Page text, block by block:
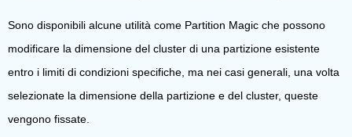
Sono disponibili alcune utilità come Partition Magic che possono
modificare la dimensione del cluster di una partizione esistente
entro i limiti di condizioni specifiche, ma nei casi generali, una volta
selezionate la dimensione della partizione e del cluster, queste
vengono fissate.